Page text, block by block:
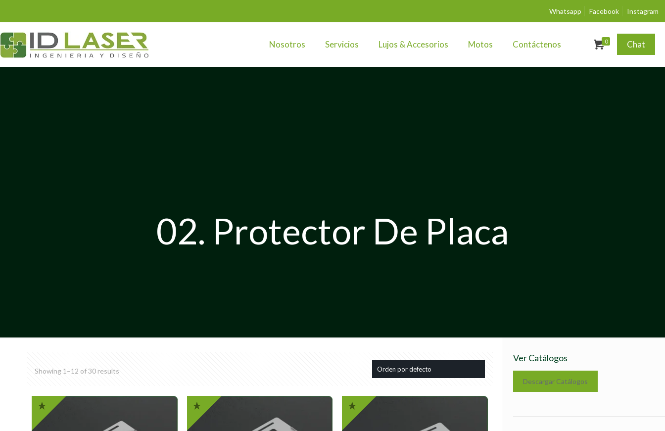
Whatsapp Facebook Instagram
Nosotros Servicios Lujos & Accesorios Motos Contáctenos 0 Chat
02. Protector De Placa
Showing 1–12 of 30 results
Ver Catálogos
Descargar Catálogos